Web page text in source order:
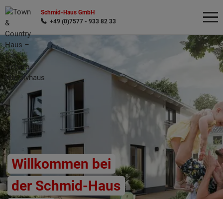
Schmid-Haus GmbH
+49 (0)7577 - 933 82 33
Willkommen bei
der Schmid-Haus
Wonach möchten Sie suchen?